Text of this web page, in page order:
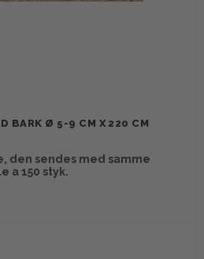
BARK Ø 5-9 CM X 220 CM
den sendes med samme
a 150 styk.